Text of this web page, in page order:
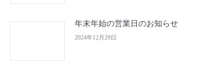
年末年始の営業日のお知らせ
2024年12月29日